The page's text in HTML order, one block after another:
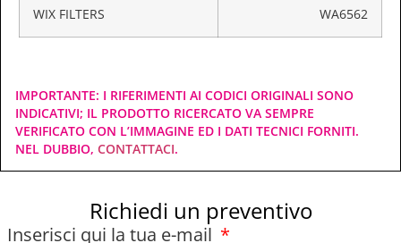
WIX FILTERS WA6562
IMPORTANTE: I RIFERIMENTI AI CODICI ORIGINALI SONO
INDICATIVI; IL PRODOTTO RICERCATO VA SEMPRE
VERIFICATO CON L’IMMAGINE ED I DATI TECNICI FORNITI.
NEL DUBBIO, CONTATTACI.
Richiedi un preventivo
Inserisci qui la tua e-mail